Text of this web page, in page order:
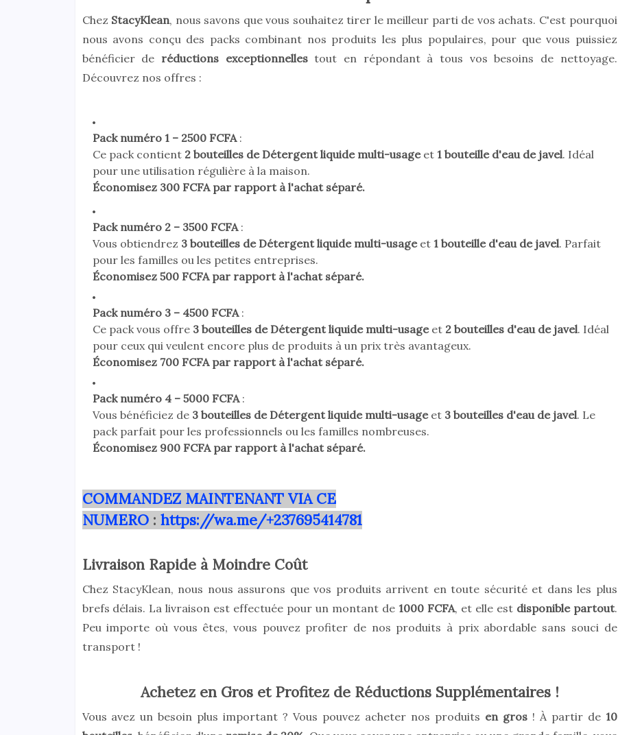
Chez StacyKlean, nous savons que vous souhaitez tirer le meilleur parti de vos achats. C'est pourquoi
nous avons conçu des packs combinant nos produits les plus populaires, pour que vous puissiez
bénéficier de réductions exceptionnellestout en répondant à tous vos besoins de nettoyage.
Découvrez nos offres :
Pack numéro 1 – 2500 FCFA:
Ce pack contient 2 bouteilles de Détergent liquide multi-usageet 1 bouteille d'eau de javel. Idéal
pour une utilisation régulière à la maison.
Économisez 300 FCFA par rapport à l'achat séparé.
Pack numéro 2 – 3500 FCFA:
Vous obtiendrez 3 bouteilles de Détergent liquide multi-usageet 1 bouteille d'eau de javel. Parfait
pour les familles ou les petites entreprises.
Économisez 500 FCFA par rapport à l'achat séparé.
Pack numéro 3 – 4500 FCFA:
Ce pack vous offre 3 bouteilles de Détergent liquide multi-usageet 2 bouteilles d'eau de javel. Idéal
pour ceux qui veulent encore plus de produits à un prix très avantageux.
Économisez 700 FCFA par rapport à l'achat séparé.
Pack numéro 4 – 5000 FCFA:
Vous bénéficiez de 3 bouteilles de Détergent liquide multi-usageet 3 bouteilles d'eau de javel. Le
pack parfait pour les professionnels ou les familles nombreuses.
Économisez 900 FCFA par rapport à l'achat séparé.
COMMANDEZ MAINTENANT VIA CE
NUMERO: https://wa.me/+237695414781
Livraison Rapide à Moindre Coût
Chez StacyKlean, nous nous assurons que vos produits arrivent en toute sécurité et dans les plus
brefs délais. La livraison est effectuée pour un montant de 1000 FCFA, et elle est disponible partout.
Peu importe où vous êtes, vous pouvez profiter de nos produits à prix abordable sans souci de
transport !
Achetez en Gros et Profitez de Réductions Supplémentaires !
Vous avez un besoin plus important ? Vous pouvez acheter nos produits en gros! À partir de 10